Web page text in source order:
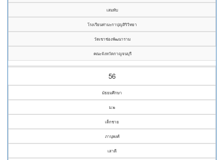
เสมทับ
โรงเรียนท่ามะกาปุญสิริวิทยา
วัดเขาช่องพัฒนาราม
คณะจังหวัดกาญจนบุรี
56
มัธยมศึกษา
ม.๒
เด็กชาย
ภานุพงศ์
เสาดี